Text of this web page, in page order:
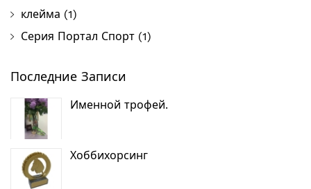
клейма (1)
Серия Портал Спорт (1)
Последние Записи
Именной трофей.
Хоббихорсинг